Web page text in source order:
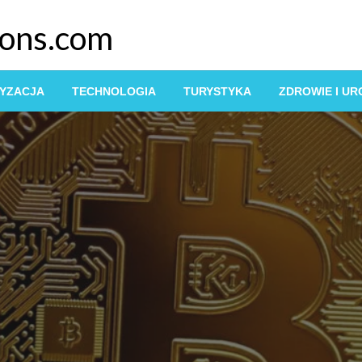
TECHNOLOGIA TURYSTYKA ZDROWIE I